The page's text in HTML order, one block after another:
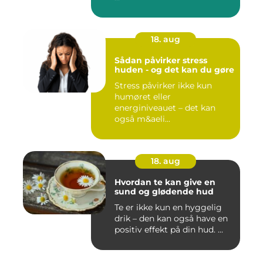
18. aug
Sådan påvirker stress
huden - og det kan du gøre
Stress påvirker ikke kun
humøret eller
energiniveauet – det kan
også m&aeli...
18. aug
Hvordan te kan give en
sund og glødende hud
Te er ikke kun en hyggelig
drik – den kan også have en
positiv effekt på din hud. ...